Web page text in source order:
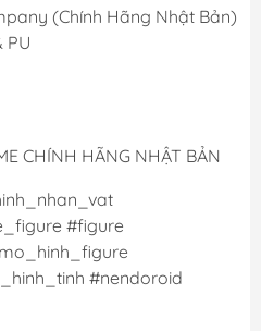
(Chính Hãng Nhật Bản)
PU
CHÍNH HÃNG NHẬT BẢN
#figure
#nendoroid